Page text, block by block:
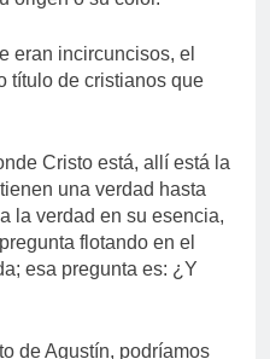
eran incircuncisos, el
título de cristianos que
Cristo está, allí está la
una verdad hasta
la verdad en su esencia,
flotando en el
esa pregunta es: ¿Y
de Agustín, podríamos